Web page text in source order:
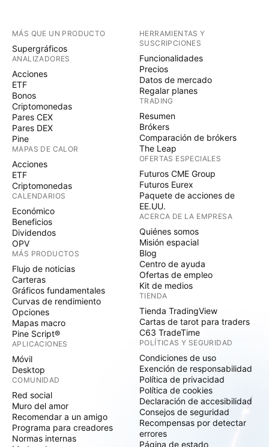
MÁS QUE UN PRODUCTO
Supergráficos
ANALIZADORES
Acciones
ETF
Bonos
Criptomonedas
Pares CEX
Pares DEX
Pine
MAPAS DE CALOR
Acciones
ETF
Criptomonedas
CALENDARIOS
Económico
Beneficios
Dividendos
OPV
MÁS PRODUCTOS
Flujo de noticias
Carteras
Gráficos fundamentales
Curvas de rendimiento
Opciones
Mapas macro
Pine Script®
APLICACIONES
Móvil
Desktop
COMUNIDAD
Red social
Muro del amor
Recomendar a un amigo
Programa para creadores
Normas internas
HERRAMIENTAS Y
SUSCRIPCIONES
Funcionalidades
Precios
Datos de mercado
Regalar planes
TRADING
Resumen
Brókers
Comparación de brókers
The Leap
OFERTAS ESPECIALES
Futuros CME Group
Futuros Eurex
Paquete de acciones de
EE.UU.
ACERCA DE LA EMPRESA
Quiénes somos
Misión espacial
Blog
Centro de ayuda
Ofertas de empleo
Kit de medios
TIENDA
Tienda TradingView
Cartas de tarot para traders
C63 TradeTime
POLÍTICAS Y SEGURIDAD
Condiciones de uso
Exención de responsabilidad
Política de privacidad
Política de cookies
Declaración de accesibilidad
Consejos de seguridad
Recompensas por detectar
errores
Página de estado